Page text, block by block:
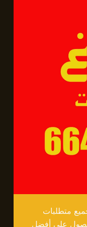
متطلبات
على أفضل